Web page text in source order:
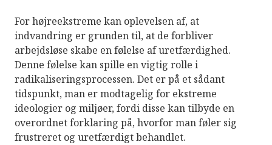
For højreekstreme kan oplevelsen af, at
indvandring er grunden til, at de forbliver
arbejdsløse skabe en følelse af uretfærdighed.
Denne følelse kan spille en vigtig rolle i
radikaliseringsprocessen. Det er på et sådant
tidspunkt, man er modtagelig for ekstreme
ideologier og miljøer, fordi disse kan tilbyde en
overordnet forklaring på, hvorfor man føler sig
frustreret og uretfærdigt behandlet.